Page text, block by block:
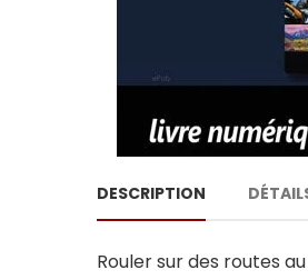
DESCRIPTION
Rouler sur des routes